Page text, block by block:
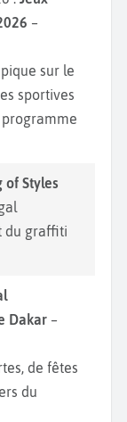
–
sur le
sportives
of Styles
du graffiti
Dakar –
de fêtes
du